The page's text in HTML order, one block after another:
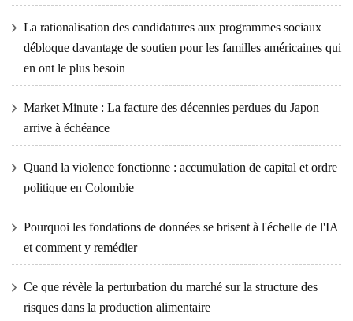
La rationalisation des candidatures aux programmes sociaux
débloque davantage de soutien pour les familles américaines qui
en ont le plus besoin
Market Minute : La facture des décennies perdues du Japon
arrive à échéance
Quand la violence fonctionne : accumulation de capital et ordre
politique en Colombie
Pourquoi les fondations de données se brisent à l'échelle de l'IA
et comment y remédier
Ce que révèle la perturbation du marché sur la structure des
risques dans la production alimentaire